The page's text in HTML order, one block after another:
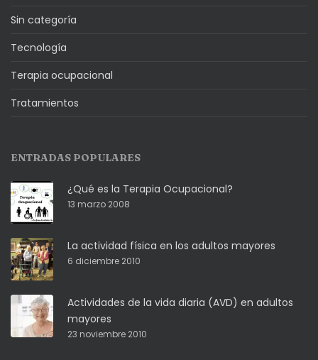
Sin categoría
Tecnología
Terapia ocupacional
Tratamientos
ENTRADAS POPULARES
¿Qué es la Terapia Ocupacional?
13 marzo 2008
La actividad física en los adultos mayores
6 diciembre 2010
Actividades de la vida diaria (AVD) en adultos
mayores
23 noviembre 2010